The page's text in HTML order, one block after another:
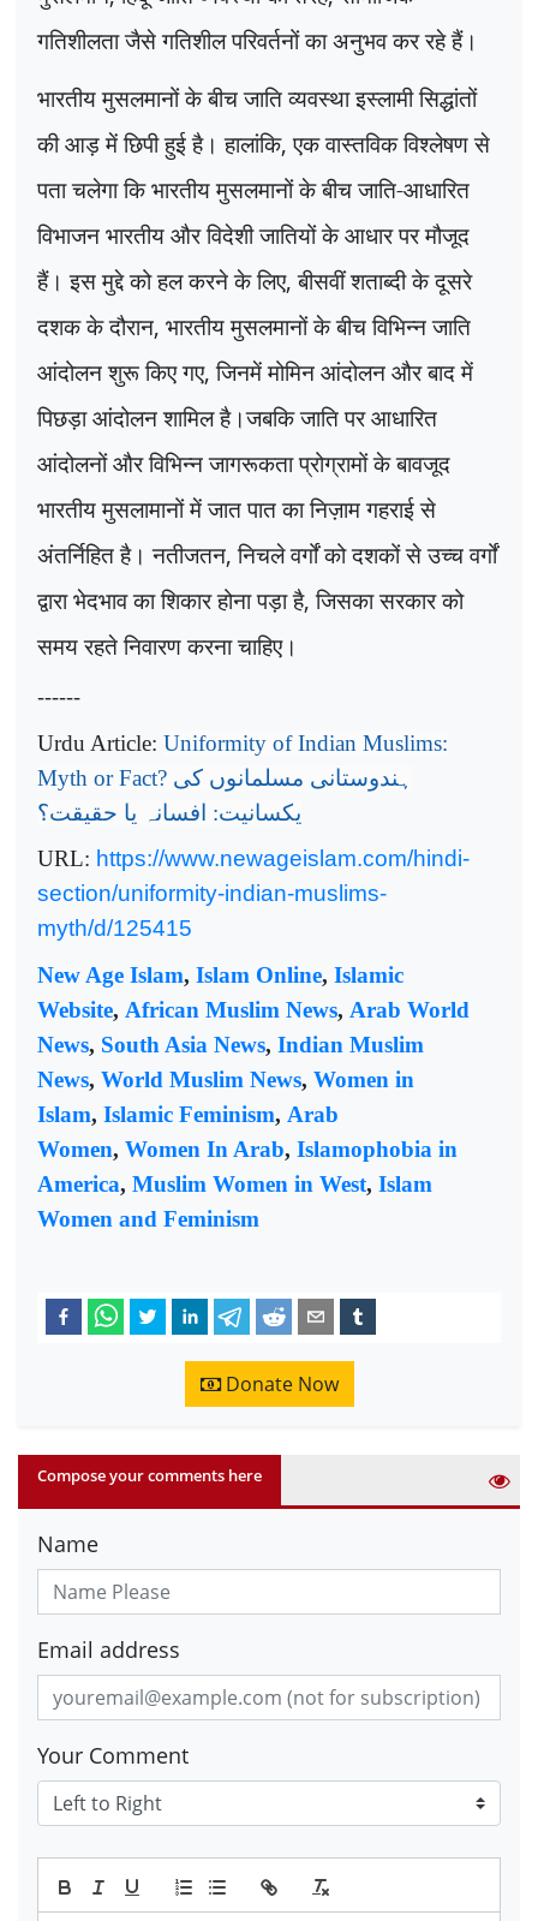
गतिशीलता जैसे गतिशील परिवर्तनों का अनुभव कर रहे हैं।
भारतीय मुसलमानों के बीच जाति व्यवस्था इस्लामी सिद्धांतों
की आड़ में छिपी हुई है। हालांकि,एक वास्तविक विश्लेषण से
पता चलेगा कि भारतीय मुसलमानों के बीच जाति-आधारित
विभाजन भारतीय और विदेशी जातियों के आधार पर मौजूद
हैं। इस मुद्दे को हल करने के लिए,बीसवीं शताब्दी के दूसरे
दशक के दौरान, भारतीय मुसलमानों के बीच विभिन्न जाति
आंदोलन शुरू किए गए,जिनमें मोमिन आंदोलन और बाद में
पिछड़ा आंदोलन शामिल है।जबकि जाति पर आधारित
आंदोलनों और विभिन्न जागरूकता प्रोग्रामों के बावजूद
भारतीय मुसलामानों में जात पात का निज़ाम गहराई से
अंतर्निहित है। नतीजतन,निचले वर्गों को दशकों से उच्च वर्गों
द्वारा भेदभाव का शिकार होना पड़ा है,जिसका सरकार को
समय रहते निवारण करना चाहिए।
------
Urdu Article: Uniformity of Indian Muslims:
Myth or Fact? ہندوستانی مسلمانوں کی
یکسانیت: افسانہ یا حقیقت؟
URL: https://www.newageislam.com/hindi-
section/uniformity-indian-muslims-
myth/d/125415
New Age Islam, Islam Online, Islamic
Website, African Muslim News, Arab World
News, South Asia News, Indian Muslim
News, World Muslim News, Women in
Islam, Islamic Feminism, Arab
Women, Women In Arab, Islamophobia in
America, Muslim Women in West, Islam
Women and Feminism
Donate Now
Compose your comments here
Name
Email address
Your Comment